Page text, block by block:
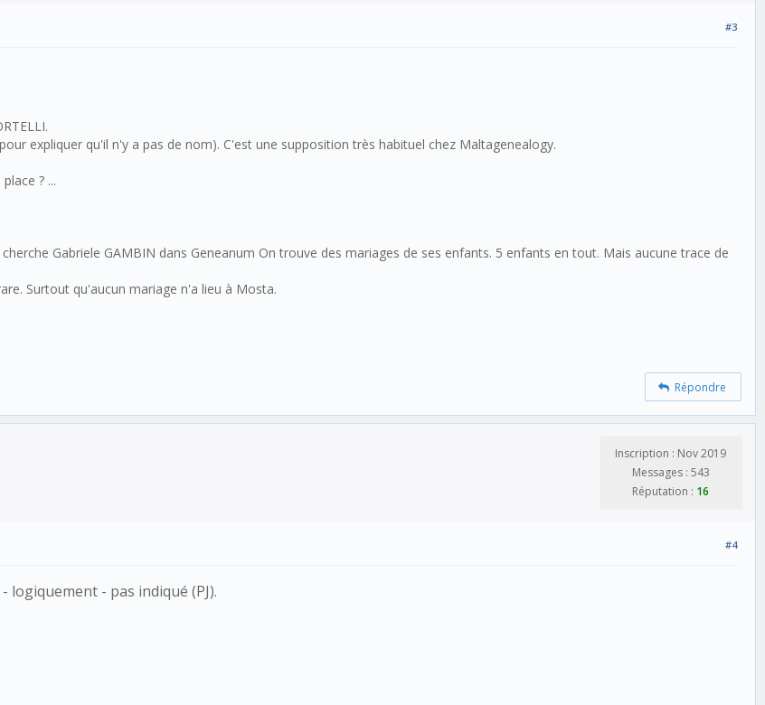
#3
expliquer qu'il n'y a pas de nom). C'est une supposition très habituel chez Maltagenealogy.
? ...
Gabriele GAMBIN dans Geneanum On trouve des mariages de ses enfants. 5 enfants en tout. Mais aucune trace de
Surtout qu'aucun mariage n'a lieu à Mosta.
Répondre
Inscription : Nov 2019
Messages : 543
Réputation : 16
#4
- pas indiqué (PJ).